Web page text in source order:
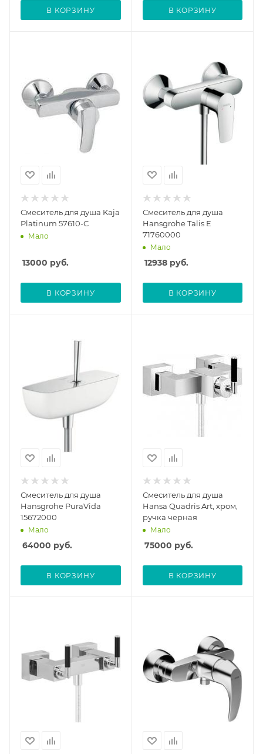
В КОРЗИНУ В КОРЗИНУ
Смеситель для душа Kaja
Platinum 57610-С
Мало
13000 руб.
В КОРЗИНУ
Смеситель для душа
Hansgrohe Talis E
71760000
Мало
12938руб.
В КОРЗИНУ
Смеситель для душа
Hansgrohe PuraVida
15672000
Мало
64000 руб.
В КОРЗИНУ
Смеситель для душа
Hansa Quadris Art, хром,
ручка черная
Мало
75000 руб.
В КОРЗИНУ